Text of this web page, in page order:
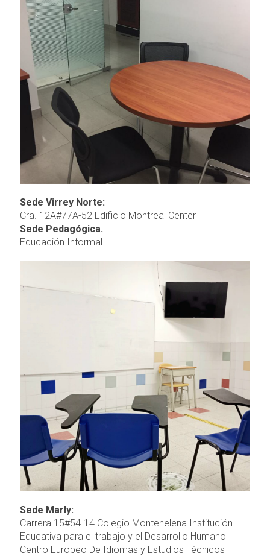
Sede Virrey Norte:
Cra. 12A#77A-52 Edificio Montreal Center
Sede Pedagógica.
Educación Informal
Sede Marly:
Carrera 15#54-14 Colegio Montehelena Institución
Educativa para el trabajo y el Desarrollo Humano
Centro Europeo De Idiomas y Estudios Técnicos